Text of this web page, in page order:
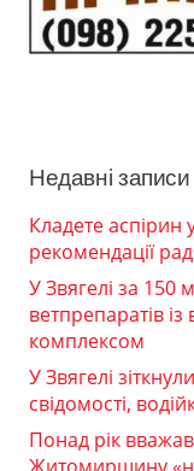
Недавні записи
Кладете аспірин
рекомендації
У Звягелі за
ветпрепаратів
комплексом
У Звягелі
свідомості,
Понад рік